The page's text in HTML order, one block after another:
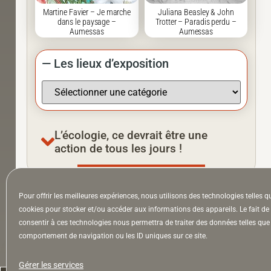
Pour offrir les meilleures expériences, nous utilisons des technologies telles
cookies pour stocker et/ou accéder aux informations des appareils. Le fait de
consentir à ces technologies nous permettra de traiter des données telles que
comportement de navigation ou les ID uniques sur ce site.
Gérer les services
Martine Favier – Je marche
dans le paysage –
Aumessas
Juliana Beasley & John
Trotter – Paradis perdu –
Aumessas
— Les lieux d’exposition
L’écologie, ce devrait être une
action de tous les jours !
À la Une Appel à auteurs Arts